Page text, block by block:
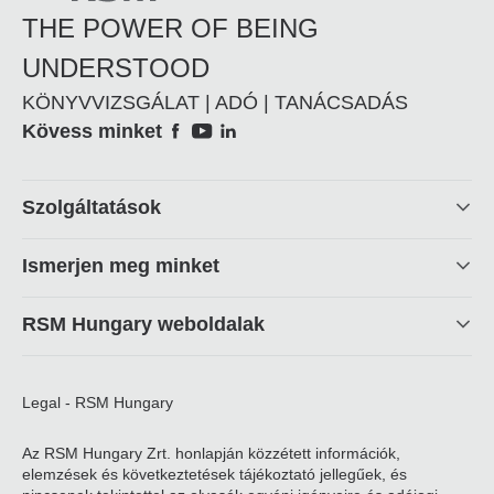
THE POWER OF BEING
UNDERSTOOD
KÖNYVVIZSGÁLAT | ADÓ | TANÁCSADÁS
Social
Kövess minket
Footer
Szolgáltatások
Ismerjen meg minket
RSM Hungary weboldalak
Legal - RSM Hungary
Az RSM Hungary Zrt. honlapján közzétett információk,
elemzések és következtetések tájékoztató jellegűek, és